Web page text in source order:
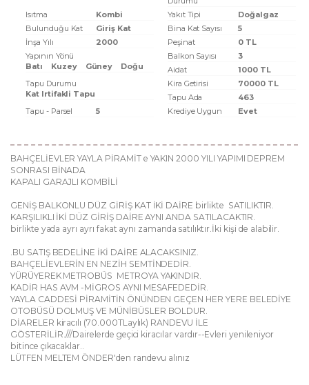
Isıtma Kombi Yakıt Tipi
Doğalgaz
Bulunduğu Kat
Giriş Kat Bina Kat Sayısı
5
İnşa Yılı
2000 Peşinat
0 TL
Yapının Yönü
Batı
Kuzey Güney Doğu
Balkon Sayısı
3
Aidat
1000 TL
Tapu Durumu
Kat Irtifakli Tapu
Kira Getirisi
70000 TL
Tapu Ada
463
Tapu - Parsel
5 Krediye Uygun Evet
BAHÇELİEVLER YAYLA PİRAMİT e YAKIN 2000 YILI YAPIMI DEPREM
SONRASI BİNADA
KAPALI GARAJLI KOMBİLİ
GENİŞ BALKONLU DÜZ GİRİŞ KAT İKİ DAİRE birlikte SATILIKTIR.
KARŞILIKLI İKİ DÜZ GİRİŞ DAİRE AYNI ANDA SATILACAKTIR.
birlikte yada ayrı ayrı fakat aynı zamanda satılıktır.İki kişi de alabilir.
.BU SATIŞ BEDELİNE İKİ DAİRE ALACAKSINIZ.
BAHÇELİEVLERİN EN NEZİH SEMTİNDEDİR.
YÜRÜYEREK METROBÜS METROYA YAKINDIR.
KADİR HAS AVM -MİGROS AYNI MESAFEDEDİR.
YAYLA CADDESİ PİRAMİTİN ÖNÜNDEN GEÇEN HER YERE BELEDİYE
OTOBÜSÜ DOLMUŞ VE MÜNİBÜSLER BOLDUR.
DİARELER kiracılı (70.000TLaylık) RANDEVU İLE
GÖSTERİLİR.///Dairelerde geçici kiracılar vardır--Evleri yenileniyor
bitince çıkacaklar..
LÜTFEN MELTEM ÖNDER'den randevu alınız